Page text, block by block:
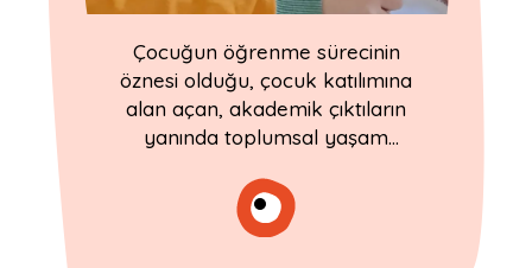
Çocuğun öğrenme sürecinin
öznesi olduğu, çocuk katılımına
alan açan, akademik çıktıların
yanında toplumsal yaşam
çocuk haklarını gözeten bir
yaklaşım sunar.